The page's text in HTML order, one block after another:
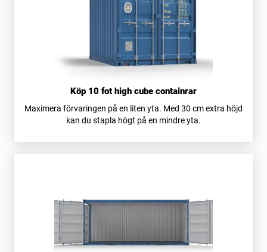
Köp 10 fot high cube containrar
Maximera förvaringen på en liten yta. Med 30 cm extra höjd
kan du stapla högt på en mindre yta.